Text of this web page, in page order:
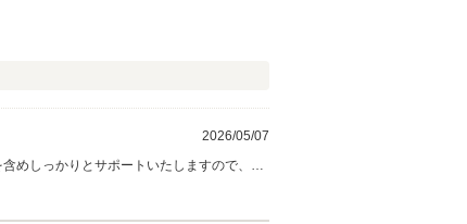
2026/05/07
めしっかりとサポートいたしますので、今